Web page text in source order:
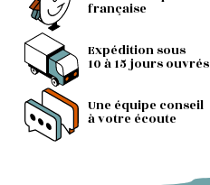
française
Expédition sous
10 à 15 jours ouvrés
Une équipe conseil
à votre écoute